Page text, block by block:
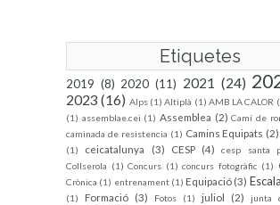
Etiquetes
2019 (8) 2020 (11) 2021 (24)
2023 (16) Alps (1) Altiplà (1) AMB LA CALOR
(1) assemblae.cei (1) Assemblea (2) Camí de
caminada de resistencia (1) Camins Equipats (2)
(1)
ceicatalunya (3) CESP (4) cesp santa
Collserola (1) Concurs (1) concurs fotogràfic (1)
Crònica (1) entrenament (1) Equipació (3)
(1)
Formació (3) Fotos (1) juliol (2) junta